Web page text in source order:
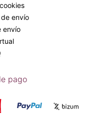
envío
envío
pago